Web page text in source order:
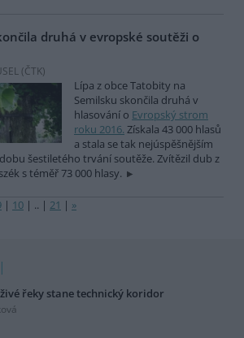
druhá v evropské soutěži o
(ČTK)
Lípa z obce Tatobity na
Semilsku skončila druhá v
hlasování o Evropský strom
roku 2016. Získala 43 000 hlasů
a stala se tak nejúspěšnějším
šestiletého trvání soutěže. Zvítězil dub z
s téměř 73 000 hlasy.
| 10 | .. | 21 | »
živé řeky stane technický koridor